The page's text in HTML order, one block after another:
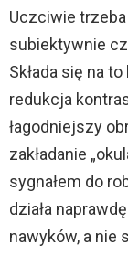
Uczciwie
subiektywnie
Składa się na
redukcja
łagodniejszy
zakładanie
sygnałem do
działa
nawyków, a nie